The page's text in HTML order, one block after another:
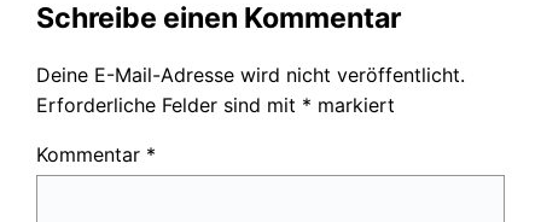
Schreibe einen Kommentar
Deine E-Mail-Adresse wird nicht veröffentlicht.
Erforderliche Felder sind mit * markiert
Kommentar *